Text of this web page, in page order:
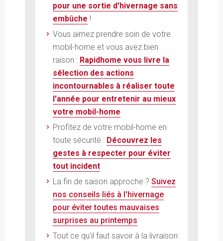
pour une sortie d'hivernage sans
embûche !
Vous aimez prendre soin de votre
mobil-home et vous avez bien
raison : Rapidhome vous livre la
sélection des actions
incontournables à réaliser toute
l'année pour entretenir au mieux
votre mobil-home
Profitez de votre mobil-home en
toute sécurité : Découvrez les
gestes à respecter pour éviter
tout incident
La fin de saison approche ? Suivez
nos conseils liés à l'hivernage
pour éviter toutes mauvaises
surprises au printemps
Tout ce qu'il faut savoir à la livraison